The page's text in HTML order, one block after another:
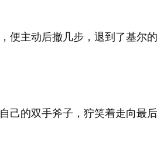
便主动后撤几步，退到了基尔
的双手斧子，狞笑着走向最